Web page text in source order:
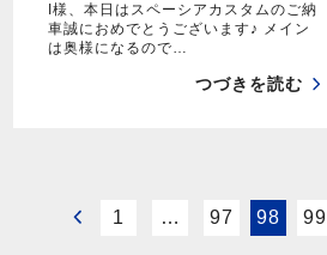
I様、本日はスペーシアカスタムのご納
車誠におめでとうございます♪ メイン
は奥様になるので…
つづきを読む
1 … 97 98 99